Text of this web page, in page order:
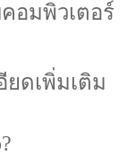
อมพิวเตอร์
ดเพิ่มเติม